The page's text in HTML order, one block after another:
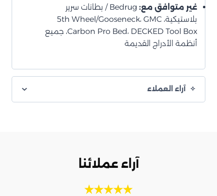
غير متوافق مع:
Bedrug / بطانات سرير
بلاستيكية، 5th Wheel/Gooseneck، GMC
Carbon Pro Bed، DECKED Tool Box، جميع
أنظمة الأدراج القديمة
آراء العملاء
آراء عملائنا